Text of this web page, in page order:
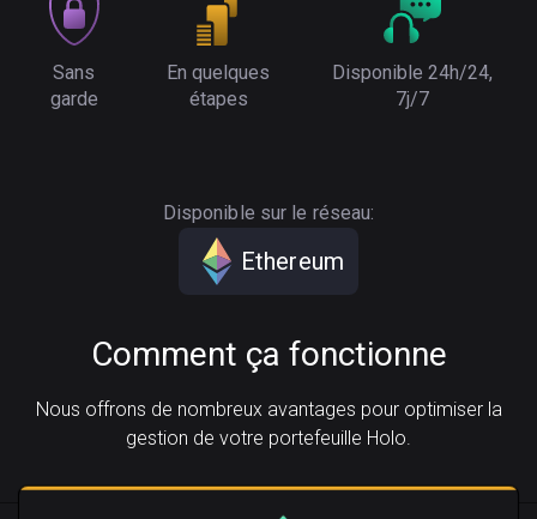
Sans
garde
En quelques
étapes
Disponible 24h/24,
7j/7
Disponible sur le réseau:
Ethereum
Comment ça fonctionne
Nous offrons de nombreux avantages pour optimiser la
gestion de votre portefeuille Holo.